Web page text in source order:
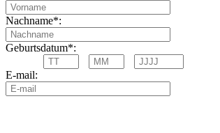
Nachname*:
Geburtsdatum*:
E-mail: